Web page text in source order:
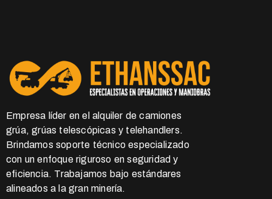
Empresa líder en el alquiler de camiones
grúa, grúas telescópicas y telehandlers.
Brindamos soporte técnico especializado
con un enfoque riguroso en seguridad y
eficiencia. Trabajamos bajo estándares
alineados a la gran minería.